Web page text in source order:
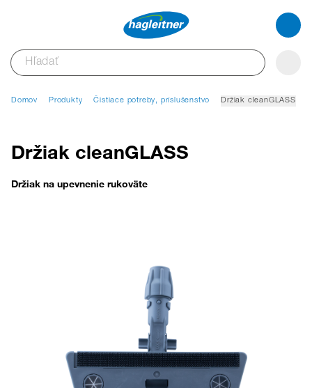
Domov Produkty Čistiace potreby, príslušenstvo Držiak cleanGLASS
Držiak cleanGLASS
Držiak na upevnenie rukoväte